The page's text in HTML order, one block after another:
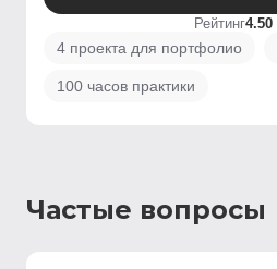
Рейтинг4.50
4 проекта для портфолио
100 часов практики
Частые вопросы